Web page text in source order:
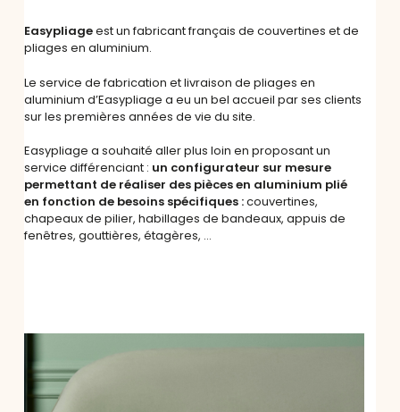
Easypliageest un fabricant français de couvertines et de
pliages en aluminium.
Le service de fabrication et livraison de pliages en
aluminium d’Easypliage a eu un bel accueil par ses clients
sur les premières années de vie du site.
Easypliage a souhaité aller plus loin en proposant un
service différenciant : un configurateur sur mesure
permettant de réaliser des pièces en aluminium plié
en fonction de besoins spécifiques :couvertines,
chapeaux de pilier, habillages de bandeaux, appuis de
fenêtres, gouttières, étagères, …